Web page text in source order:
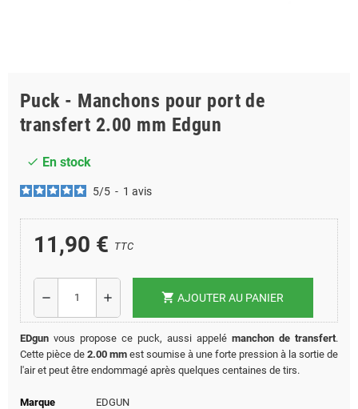
Puck - Manchons pour port de
transfert 2.00 mm Edgun
check En stock
5/5 - 1 avis
11,90 € TTC
remove add shopping_cart AJOUTER AU PANIER
EDgun vous propose ce puck, aussi appelé manchon de transfert.
Cette pièce de 2.00 mm est soumise à une forte pression à la sortie de
l'air et peut être endommagé après quelques centaines de tirs.
Marque
EDGUN